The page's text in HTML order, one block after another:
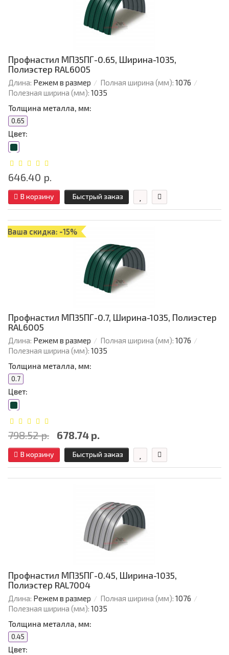
Профнастил МП35ПГ-0.65, Ширина-1035,
Полиэстер RAL6005
Длина: Режем в размер Полная ширина (мм): 1076
Полезная ширина (мм): 1035
Толщина металла, мм:
0.65
Цвет:
646.40 р.
В корзину Быстрый заказ
Ваша скидка: -15%
Профнастил МП35ПГ-0.7, Ширина-1035, Полиэстер
RAL6005
Длина: Режем в размер Полная ширина (мм): 1076
Полезная ширина (мм): 1035
Толщина металла, мм:
0.7
Цвет:
798.52 р. 678.74 р.
В корзину Быстрый заказ
Профнастил МП35ПГ-0.45, Ширина-1035,
Полиэстер RAL7004
Длина: Режем в размер Полная ширина (мм): 1076
Полезная ширина (мм): 1035
Толщина металла, мм:
0.45
Цвет: